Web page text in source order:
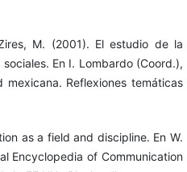
M. (2001). El estudio de la
En I. Lombardo (Coord.),
Reflexiones temáticas
as a field and discipline. En W.
Encyclopedia of Communication